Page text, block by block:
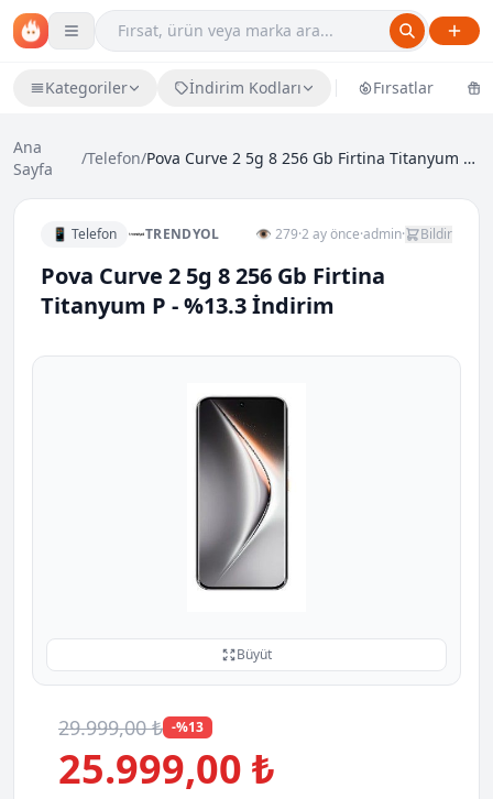
Kategoriler İndirim Kodları Fırsatlar
Ana
Sayfa
/Telefon/ Pova Curve 2 5g 8 256 Gb Firtina Titanyum P - %13....
📱 Telefon TRENDYOL 👁 279·2 ay önce·admin· Bildir
Pova Curve 2 5g 8 256 Gb Firtina
Titanyum P - %13.3 İndirim
Büyüt
29.999,00 ₺ -%13
25.999,00 ₺